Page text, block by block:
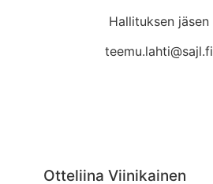
Hallituksen jäsen
teemu.lahti@sajl.fi
Otteliina Viinikainen